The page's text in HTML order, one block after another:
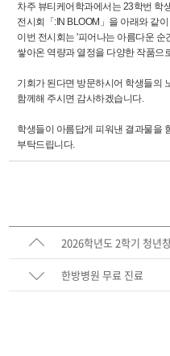
차주 뷰티케어학과에서는 23학번 학
전시회「:IN BLOOM」을 아래와 같
이번 전시회는 '피어나는 아름다운
쌓아온 역량과 열정을 다양한 작품으
기회가 된다면 방문하시어 학생들의
함께해 주시면 감사하겠습니다.
학생들이 아름답게 피워낸 결과물을
부탁드립니다.
2026학년도 2학기 청년
한방병원 무료 진료